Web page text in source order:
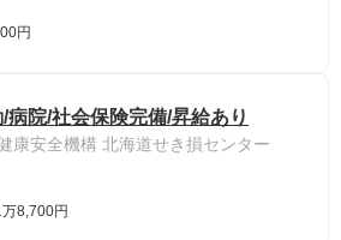
円
病院/社会保険完備/昇給あり
康安全機構 北海道せき損センター
8,700円